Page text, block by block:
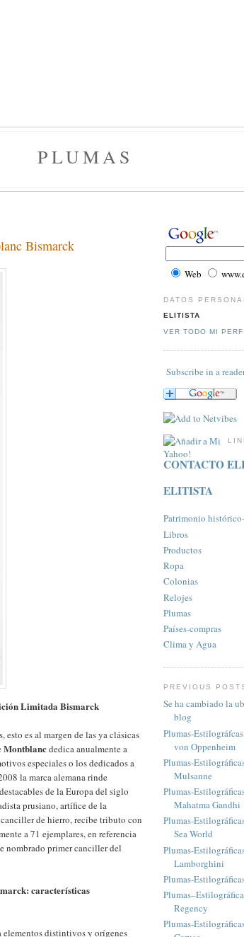
PLUMAS
Bismarck
Limitada Bismarck
es al margen de las ya clásicas
Montblancdedica anualmente a
especiales o los dedicados a
la marca alemana rinde
de la Europa del siglo
prusiano, artífice de la
de hierro, recibe tributo con
a 71 ejemplares, en referencia
nombrado primer canciller del
características
elementos distintivos y orígenes
Web
DATOS
ELITISTA
VER TODO MI
Subscribe in a
CONTACTO
ELITISTA
Patrimonio
Libros
Productos
Ropa
Colonias
Relojes
Plumas
Paí­ses-compras
Clima y Agua
PREVIOUS
Se ha cambiado la
blog
Plumas-
von Oppenheim
Plumas-
Mulsanne
Plumas-
Mahatma Gandhi
Plumas-
Sea World
Plumas-
Lamborghini
Plumas-
Regency
Plumas-